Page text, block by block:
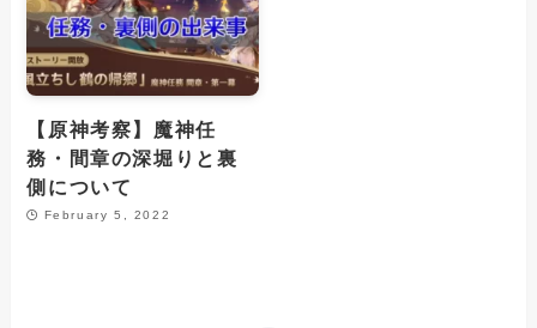
【原神考察】魔神任
務・間章の深堀りと裏
側について
February 5, 2022